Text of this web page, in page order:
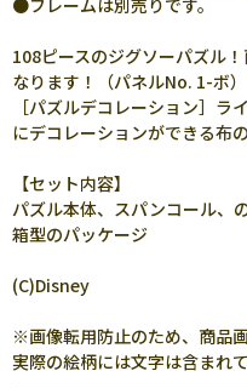
●フレームは別売りです。
108ピースのジグソーパズル
なります！（パネルNo. 1-ボ）
［パズルデコレーション］
にデコレーションができる布
【セット内容】
パズル本体、スパンコール、
箱型のパッケージ
(C)Disney
※画像転用防止のため、商品
実際の絵柄には文字は含まれ